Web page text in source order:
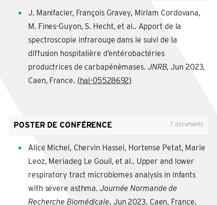
⟨10.1038/s44321-026-00407-7⟩ .⟨pasteur-
05630538⟩
Amélie Blanchetière, Charles Dolladille, Isabelle
Goyer, Olivier Join-Lambert, Laura Fazilleau. State
of the Art of Probiotic Use in Neonatal Intensive
Care Units in French-Speaking European Countries.
Claire Tinévez, Philippe Lehours, Anne-Gaëlle Ranc,
Multicenter Retrospective Study of Vascular
Infections and Endocarditis Caused by
Campylobacter spp., France.Emerging Infectious
Diseases, 2023, 29 (3), pp.484-492.
J. Manifacier, François Gravey, Miriam Cordovana,
M. Fines-Guyon, S. Hecht, et al.. Apport de la
spectroscopie infrarouge dans le suivi de la
diffusion hospitalière d’entérobactéries
productrices de carbapénèmases. JNRB, Jun 2023,
Caen, France. ⟨hal-05528692⟩
POSTER DE CONFÉRENCE 7 documents
Alice Michel, Chervin Hassel, Hortense Petat, Marie
Leoz, Meriadeg Le Gouil, et al.. Upper and lower
respiratory tract microbiomes analysis in infants
with severe asthma. Journée Normande de
Recherche Biomédicale, Jun 2023, Caen, France.